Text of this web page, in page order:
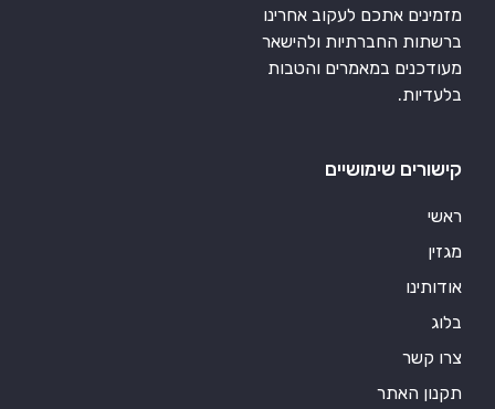
מזמינים אתכם לעקוב אחרינו
ברשתות החברתיות ולהישאר
מעודכנים במאמרים והטבות
בלעדיות.
קישורים שימושיים
ראשי
מגזין
אודותינו
בלוג
צרו קשר
תקנון האתר